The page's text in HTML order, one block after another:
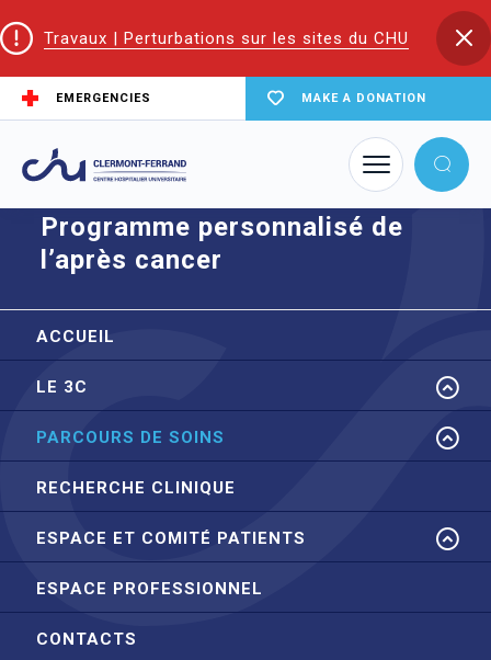
Travaux | Perturbations sur les sites du CHU
EMERGENCIES MAKE A DONATION
Home Programme personnalisé de l’après cancer
Programme personnalisé de
l’après cancer
ACCUEIL
LE 3C
PARCOURS DE SOINS
RECHERCHE CLINIQUE
ESPACE ET COMITÉ PATIENTS
ESPACE PROFESSIONNEL
CONTACTS